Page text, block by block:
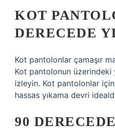
KOT
DERECEDE
Kot pantolonlar çamaşır
Kot pantolonun üzerindeki
izleyin. Kot pantolonlar
hassas yıkama devri
90